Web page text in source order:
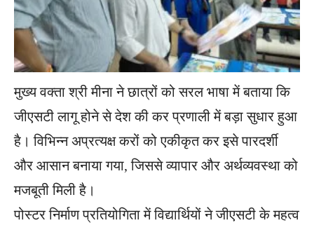
मुख्य वक्ता श्री मीना ने छात्रों को सरल भाषा में बताया कि
जीएसटी लागू होने से देश की कर प्रणाली में बड़ा सुधार हुआ
है। विभिन्न अप्रत्यक्ष करों को एकीकृत कर इसे पारदर्शी
और आसान बनाया गया, जिससे व्यापार और अर्थव्यवस्था को
मजबूती मिली है।
पोस्टर निर्माण प्रतियोगिता में विद्यार्थियों ने जीएसटी के महत्व